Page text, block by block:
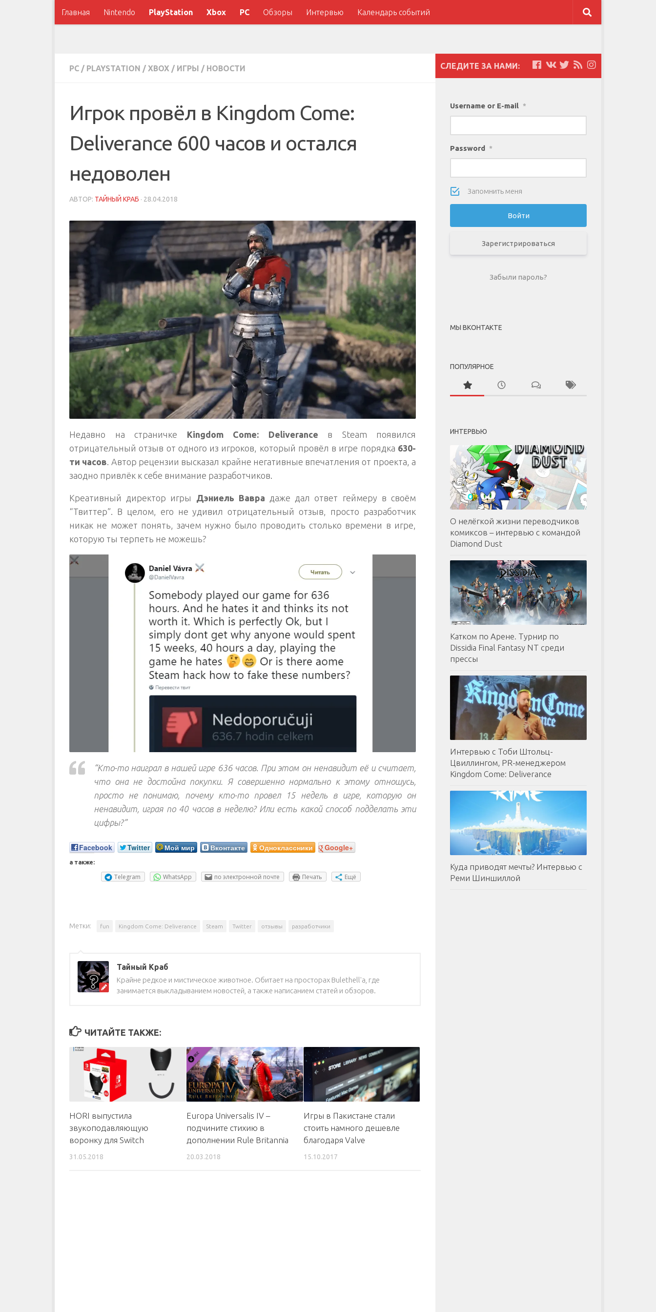
Главная Nintendo PlayStation Xbox PC Обзоры Интервью Календарь событий
PC / PLAYSTATION / XBOX / ИГРЫ / НОВОСТИ
Игрок провёл в Kingdom Come:
Deliverance 600 часов и остался
недоволен
АВТОР: ТАЙНЫЙ КРАБ · 28.04.2018
Недавно на страничке Kingdom Come: Deliverance в Steam появился
отрицательный отзыв от одного из игроков, который провёл в игре порядка 630-
ти часов . Автор рецензии высказал крайне негативные впечатления от проекта, а
заодно привлёк к себе внимание разработчиков.
Креативный директор игры Дэниель Вавра даже дал ответ геймеру в своём
“Твиттер”. В целом, его не удивил отрицательный отзыв, просто разработчик
никак не может понять, зачем нужно было проводить столько времени в игре,
которую ты терпеть не можешь?
“Кто-то наиграл в нашей игре 636 часов. При этом он ненавидит её и считает,
что она не достойна покупки. Я совершенно нормально к этому отношусь,
просто не понимаю, почему кто-то провел 15 недель в игре, которую он
ненавидит, играя по 40 часов в неделю? Или есть какой способ подделать эти
цифры?”
Facebook Twitter Мой мир Вконтакте Одноклассники Google+
а также:
Telegram WhatsApp по электронной почте Печать Ещё
Метки: fun Kingdom Come: Deliverance Steam Twitter отзывы разработчики
Тайный Краб
Крайне редкое и мистическое животное. Обитает на просторах Bulethell'a, где
занимается выкладыванием новостей, а также написанием статей и обзоров.
ЧИТАЙТЕ ТАКЖЕ:
HORI выпустила
звукоподавляющую
воронку для Switch
31.05.2018
Europa Universalis IV –
подчините стихию в
дополнении Rule Britannia
20.03.2018
Игры в Пакистане стали
стоить намного дешевле
благодаря Valve
15.10.2017
СЛЕДИТЕ ЗА НАМИ:
Username or E-mail *
Password *
Запомнить меня
Зарегистрироваться
Забыли пароль?
МЫ ВКОНТАКТЕ
ПОПУЛЯРНОЕ
ИНТЕРВЬЮ
О нелёгкой жизни переводчиков
комиксов – интервью с командой
Diamond Dust
Катком по Арене. Турнир по
Dissidia Final Fantasy NT среди
прессы
Интервью с Тоби Штольц-
Цвиллингом, PR-менеджером
Kingdom Come: Deliverance
Куда приводят мечты? Интервью с
Реми Шиншиллой